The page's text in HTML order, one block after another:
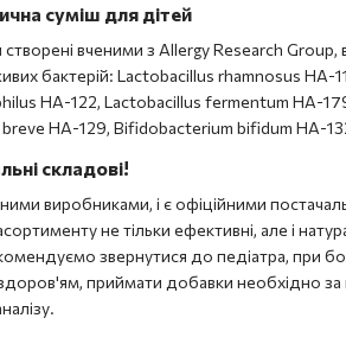
суміш для дітей
створені вченими з Allergy Research Group,
бактерій: Lactobacillus rhamnosus HA-
HA-122, Lactobacillus fermentum HA-
HA-129, Bifidobacterium bifidum HA-
складові!
виробниками, і є офіційними
не тільки ефективні, але і
звернутися до педіатра, при
приймати добавки необхідно за